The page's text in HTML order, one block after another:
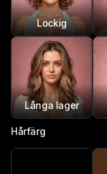
Lockig
Långa lager
Hårfärg